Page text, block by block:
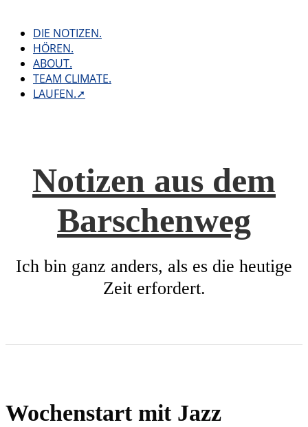
contentDIE NOTIZEN.
HÖREN.
ABOUT.
TEAM CLIMATE.
LAUFEN.➚
Notizen aus dem
Barschenweg
Ich bin ganz anders, als es die heutige
Zeit erfordert.
Wochenstart mit Jazz